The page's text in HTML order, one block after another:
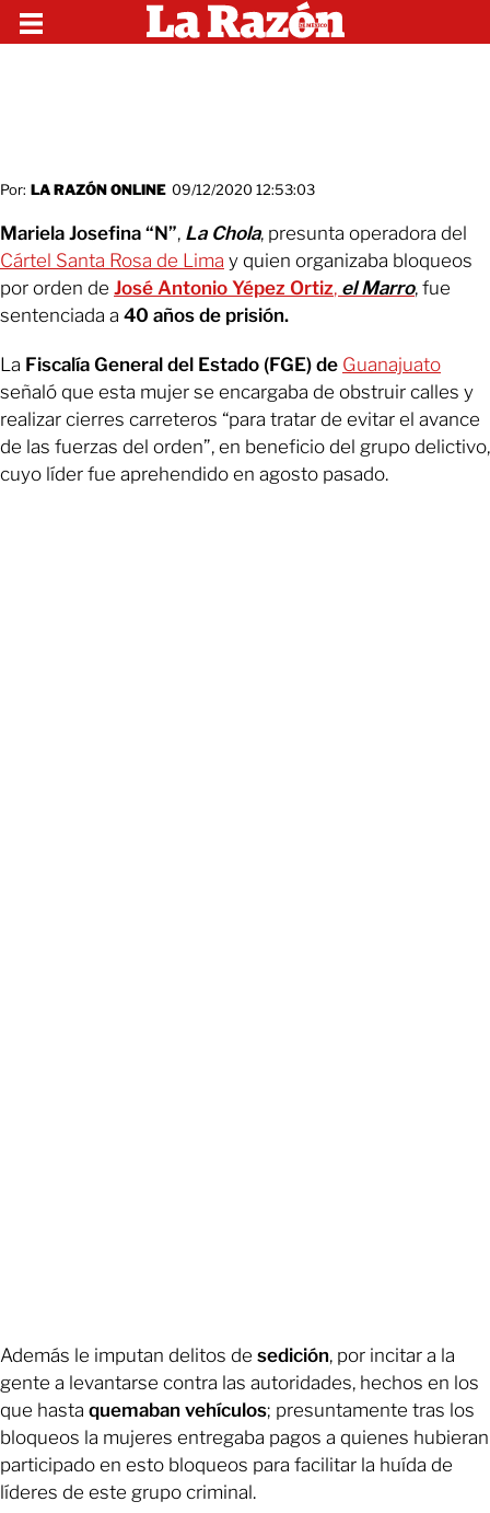
Por: LA RAZÓN ONLINE 09/12/2020 12:53:03
Mariela Josefina “N”, La Chola, presunta operadora del
Cártel Santa Rosa de Lima y quien organizaba bloqueos
por orden de José Antonio Yépez Ortiz, el Marro, fue
sentenciada a 40 años de prisión.
La Fiscalía General del Estado (FGE) de Guanajuato
señaló que esta mujer se encargaba de obstruir calles y
realizar cierres carreteros “para tratar de evitar el avance
de las fuerzas del orden”, en beneficio del grupo delictivo,
cuyo líder fue aprehendido en agosto pasado.
Además le imputan delitos de sedición, por incitar a la
gente a levantarse contra las autoridades, hechos en los
que hasta quemaban vehículos; presuntamente tras los
bloqueos la mujeres entregaba pagos a quienes hubieran
participado en esto bloqueos para facilitar la huída de
líderes de este grupo criminal.